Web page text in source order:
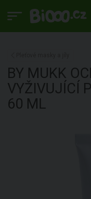
BY MUKK
VYŽIVUJÍCÍ
60 ML